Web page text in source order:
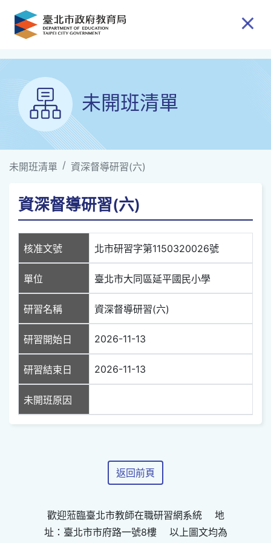
跳到主要內容
未開班清單
未開班清單 資深督導研習(六)
資深督導研習(六)
核准文號 北市研習字第1150320026號
單位 臺北市大同區延平國民小學
研習名稱 資深督導研習(六)
研習開始日 2026-11-13
研習結束日 2026-11-13
未開班原因
返回前頁
歡迎蒞臨臺北市教師在職研習網系統 地
址：臺北市市府路一號8樓 以上圖文均為